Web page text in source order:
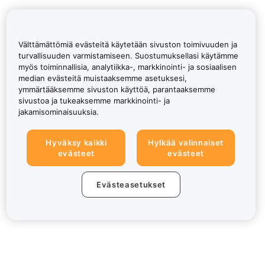
Välttämättömiä evästeitä käytetään sivuston toimivuuden ja
turvallisuuden varmistamiseen. Suostumuksellasi käytämme
myös toiminnallisia, analytiikka-, markkinointi- ja sosiaalisen
median evästeitä muistaaksemme asetuksesi,
ymmärtääksemme sivuston käyttöä, parantaaksemme
sivustoa ja tukeaksemme markkinointi- ja
jakamisominaisuuksia.
Hyväksy kaikki
evästeet
Hylkää valinnaiset
evästeet
Evästeasetukset